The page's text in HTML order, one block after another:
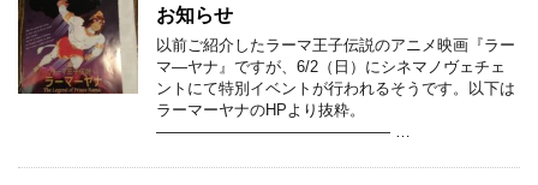
お知らせ
以前ご紹介したラーマ王子伝説のアニメ映画『ラー
マ―ヤナ』ですが、6/2（日）にシネマノヴェチェ
ントにて特別イベントが行われるそうです。以下は
ラーマーヤナのHPより抜粋。
――――――――――――――― …